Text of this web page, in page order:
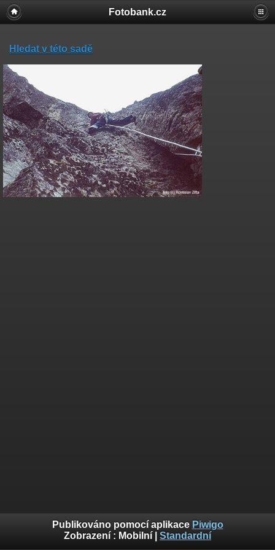
Fotobank.cz
Hledat v této sadě
Publikováno pomocí aplikace Piwigo
Zobrazení : Mobilní Standardní